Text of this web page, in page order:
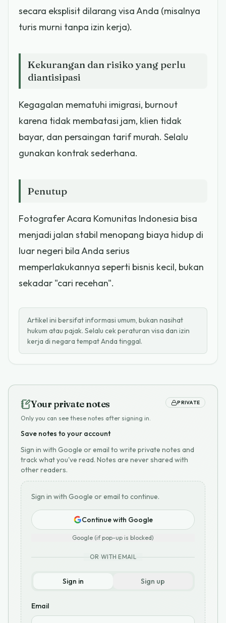
secara eksplisit dilarang visa Anda (misalnya
turis murni tanpa izin kerja).
Kekurangan dan risiko yang perlu
diantisipasi
Kegagalan mematuhi imigrasi, burnout
karena tidak membatasi jam, klien tidak
bayar, dan persaingan tarif murah. Selalu
gunakan kontrak sederhana.
Penutup
Fotografer Acara Komunitas Indonesia bisa
menjadi jalan stabil menopang biaya hidup di
luar negeri bila Anda serius
memperlakukannya seperti bisnis kecil, bukan
sekadar "cari recehan".
Artikel ini bersifat informasi umum, bukan nasihat
hukum atau pajak. Selalu cek peraturan visa dan izin
kerja di negara tempat Anda tinggal.
Your private notes
Only you can see these notes after signing in.
PRIVATE
Save notes to your account
Sign in with Google or email to write private notes and
track what you've read. Notes are never shared with
other readers.
Sign in with Google or email to continue.
Continue with Google
Google (if pop-up is blocked)
OR WITH EMAIL
Sign in Sign up
Email